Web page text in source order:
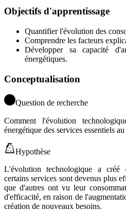
Objectifs d'apprentissage
Quantifier l'évolution des
Comprendre les facteurs
Développer sa capacité
énergétiques.
Conceptualisation
Question de recherche
Comment l'évolution
énergétique des services essentiels
Hypothèse
L'évolution technologique a créé
certains services sont devenus plus
que d'autres ont vu leur
d'efficacité, en raison de
création de nouveaux besoins.